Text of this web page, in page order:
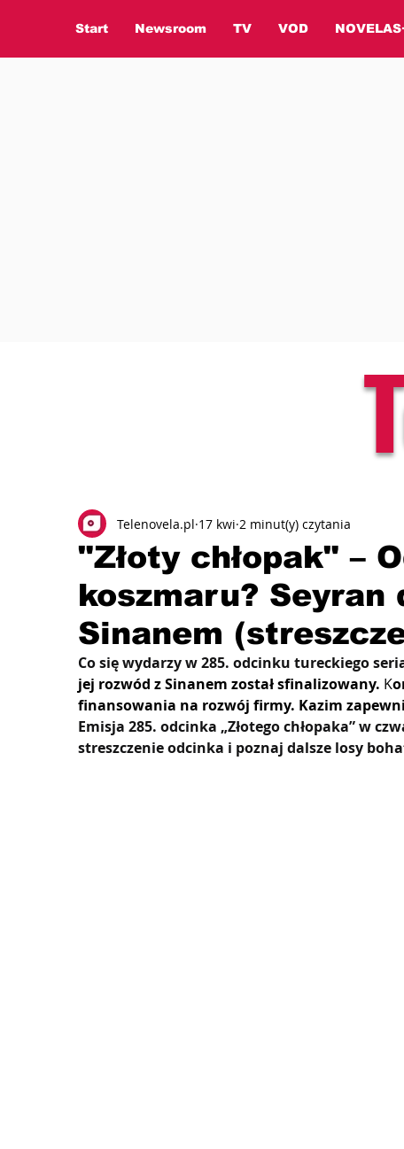
Start Newsroom TV VOD
"Złoty chłopak" –
koszmaru?
Sinanem
Telenovela.pl 17 kwi 2 minut(y) czytania
Co się wydarzy w 285. odcinku tureckiego
jej rozwód z Sinanem został sfinalizowany. K
finansowania na rozwój firmy. Kazim
Emisja 285. odcinka „Złotego chłopaka” w
streszczenie odcinka i poznaj dalsze losy